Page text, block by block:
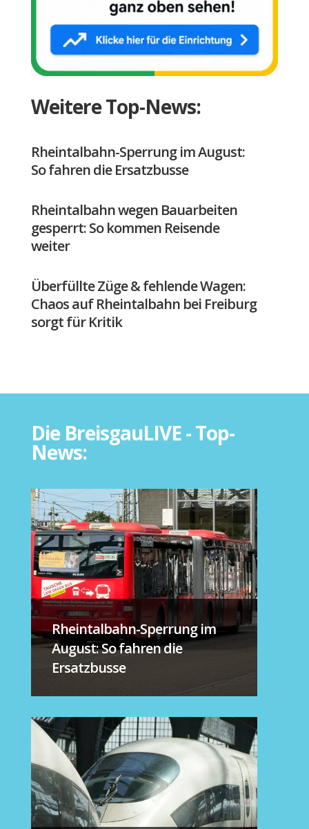
Weitere Top-News:
Rheintalbahn-Sperrung im August:
So fahren die Ersatzbusse
Rheintalbahn wegen Bauarbeiten
gesperrt: So kommen Reisende
weiter
Überfüllte Züge & fehlende Wagen:
Chaos auf Rheintalbahn bei Freiburg
sorgt für Kritik
Die BreisgauLIVE - Top-
News:
Rheintalbahn-Sperrung im
August: So fahren die
Ersatzbusse